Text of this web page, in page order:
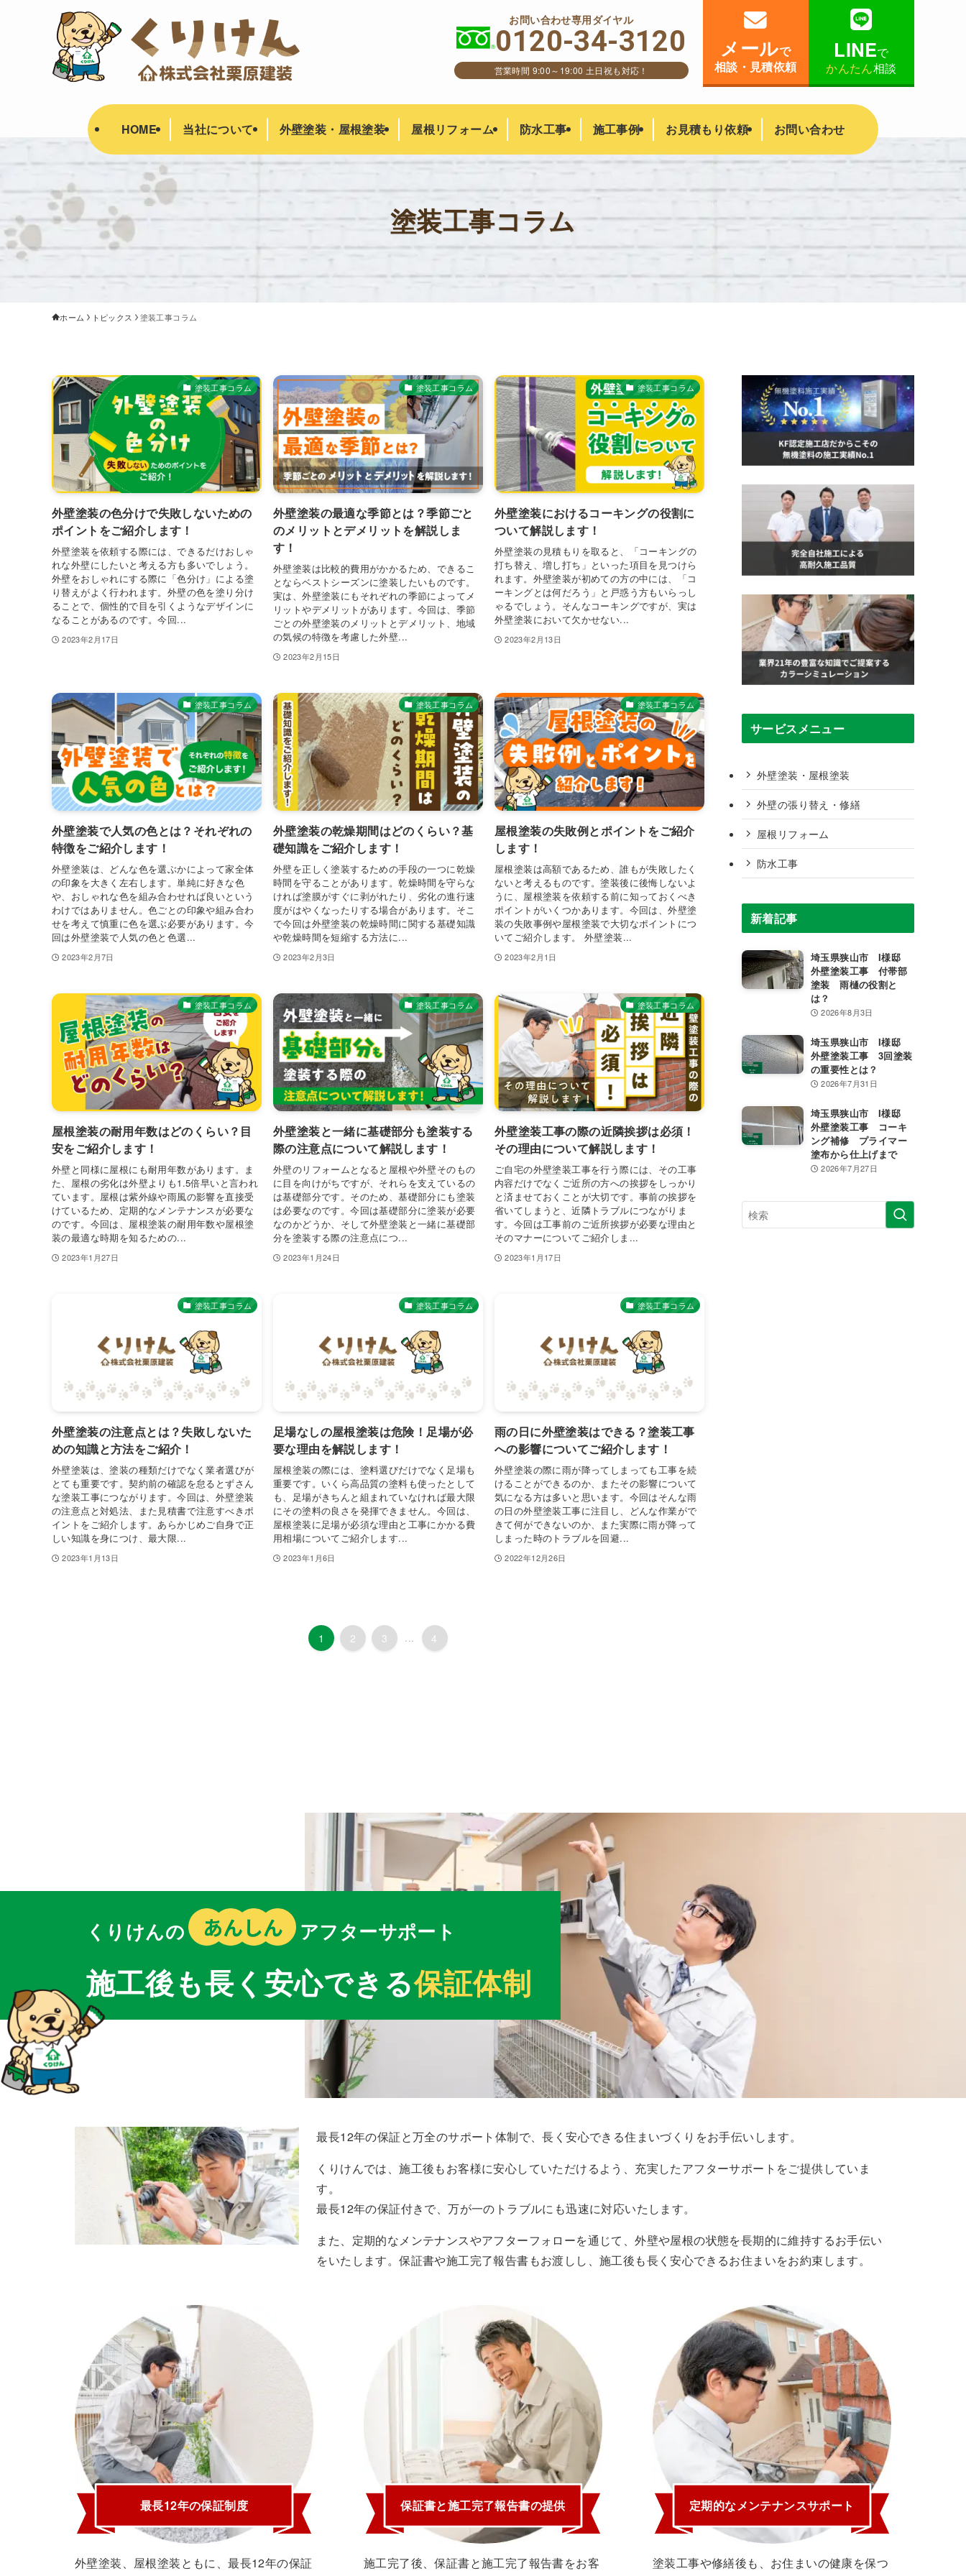
HOME 当社について 外壁塗装・屋根塗装 屋根リフォーム 防水工事 施工事例 お見積もり依頼 お問い合わせ
お問い合わせ専用ダイヤル
0120-34-3120
営業時間 9:00～19:00 土日祝も対応！
メールで
相談・見積依頼
LINEで
かんたん相談
塗装工事コラム
ホーム トピックス 塗装工事コラム
塗装工事コラム
外壁塗装の色分けで失敗しないための
ポイントをご紹介します！
外壁塗装を依頼する際には、できるだけおしゃ
れな外壁にしたいと考える方も多いでしょう。
外壁をおしゃれにする際に「色分け」による塗
り替えがよく行われます。外壁の色を塗り分け
ることで、個性的で目を引くようなデザインに
なることがあるのです。今回...
2023年2月17日
塗装工事コラム
外壁塗装の最適な季節とは？季節ごと
のメリットとデメリットを解説しま
す！
外壁塗装は比較的費用がかかるため、できるこ
とならベストシーズンに塗装したいものです。
実は、外壁塗装にもそれぞれの季節によってメ
リットやデメリットがあります。今回は、季節
ごとの外壁塗装のメリットとデメリット、地域
の気候の特徴を考慮した外壁...
2023年2月15日
塗装工事コラム
外壁塗装におけるコーキングの役割に
ついて解説します！
外壁塗装の見積もりを取ると、「コーキングの
打ち替え、増し打ち」といった項目を見つけら
れます。外壁塗装が初めての方の中には、「コ
ーキングとは何だろう」と戸惑う方もいらっし
ゃるでしょう。そんなコーキングですが、実は
外壁塗装において欠かせない...
2023年2月13日
塗装工事コラム
外壁塗装で人気の色とは？それぞれの
特徴をご紹介します！
外壁塗装は、どんな色を選ぶかによって家全体
の印象を大きく左右します。単純に好きな色
や、おしゃれな色を組み合わせれば良いという
わけではありません。色ごとの印象や組み合わ
せを考えて慎重に色を選ぶ必要があります。今
回は外壁塗装で人気の色と色選...
2023年2月7日
塗装工事コラム
外壁塗装の乾燥期間はどのくらい？基
礎知識をご紹介します！
外壁を正しく塗装するための手段の一つに乾燥
時間を守ることがあります。乾燥時間を守らな
ければ塗膜がすぐに剥がれたり、劣化の進行速
度がはやくなったりする場合があります。そこ
で今回は外壁塗装の乾燥時間に関する基礎知識
や乾燥時間を短縮する方法に...
2023年2月3日
塗装工事コラム
屋根塗装の失敗例とポイントをご紹介
します！
屋根塗装は高額であるため、誰もが失敗したく
ないと考えるものです。塗装後に後悔しないよ
うに、屋根塗装を依頼する前に知っておくべき
ポイントがいくつかあります。今回は、外壁塗
装の失敗事例や屋根塗装で大切なポイントにつ
いてご紹介します。 外壁塗装...
2023年2月1日
塗装工事コラム
屋根塗装の耐用年数はどのくらい？目
安をご紹介します！
外壁と同様に屋根にも耐用年数があります。ま
た、屋根の劣化は外壁よりも1.5倍早いと言われ
ています。屋根は紫外線や雨風の影響を直接受
けているため、定期的なメンテナンスが必要な
のです。今回は、屋根塗装の耐用年数や屋根塗
装の最適な時期を知るための...
2023年1月27日
塗装工事コラム
外壁塗装と一緒に基礎部分も塗装する
際の注意点について解説します！
外壁のリフォームとなると屋根や外壁そのもの
に目を向けがちですが、それらを支えているの
は基礎部分です。そのため、基礎部分にも塗装
は必要なのです。今回は基礎部分に塗装が必要
なのかどうか、そして外壁塗装と一緒に基礎部
分を塗装する際の注意点につ...
2023年1月24日
塗装工事コラム
外壁塗装工事の際の近隣挨拶は必須！
その理由について解説します！
ご自宅の外壁塗装工事を行う際には、その工事
内容だけでなくご近所の方への挨拶をしっかり
と済ませておくことが大切です。事前の挨拶を
省いてしまうと、近隣トラブルにつながりま
す。今回は工事前のご近所挨拶が必要な理由と
そのマナーについてご紹介しま...
2023年1月17日
塗装工事コラム
外壁塗装の注意点とは？失敗しないた
めの知識と方法をご紹介！
外壁塗装は、塗装の種類だけでなく業者選びが
とても重要です。契約前の確認を怠るとずさん
な塗装工事につながります。今回は、外壁塗装
の注意点と対処法、また見積書で注意すべきポ
イントをご紹介します。あらかじめご自身で正
しい知識を身につけ、最大限...
2023年1月13日
塗装工事コラム
足場なしの屋根塗装は危険！足場が必
要な理由を解説します！
屋根塗装の際には、塗料選びだけでなく足場も
重要です。いくら高品質の塗料も使ったとして
も、足場がきちんと組まれていなければ最大限
にその塗料の良さを発揮できません。今回は、
屋根塗装に足場が必須な理由と工事にかかる費
用相場についてご紹介します...
2023年1月6日
塗装工事コラム
雨の日に外壁塗装はできる？塗装工事
への影響についてご紹介します！
外壁塗装の際に雨が降ってしまっても工事を続
けることができるのか、またその影響について
気になる方は多いと思います。今回はそんな雨
の日の外壁塗装工事に注目し、どんな作業がで
きて何ができないのか、また実際に雨が降って
しまった時のトラブルを回避...
2022年12月26日
1 2 3 ... 4
サービスメニュー
外壁塗装・屋根塗装
外壁の張り替え・修繕
屋根リフォーム
防水工事
新着記事
埼玉県狭山市 I様邸
外壁塗装工事 付帯部
塗装 雨樋の役割と
は？
2026年8月3日
埼玉県狭山市 I様邸
外壁塗装工事 3回塗装
の重要性とは？
2026年7月31日
埼玉県狭山市 I様邸
外壁塗装工事 コーキ
ング補修 プライマー
塗布から仕上げまで
2026年7月27日
くりけんの アフターサポート
施工後も長く安心できる保証体制
最長12年の保証と万全のサポート体制で、長く安心できる住まいづくりをお手伝いします。
くりけんでは、施工後もお客様に安心していただけるよう、充実したアフターサポートをご提供していま
す。
最長12年の保証付きで、万が一のトラブルにも迅速に対応いたします。
また、定期的なメンテナンスやアフターフォローを通じて、外壁や屋根の状態を長期的に維持するお手伝い
をいたします。保証書や施工完了報告書もお渡しし、施工後も長く安心できるお住まいをお約束します。
最長12年の保証制度
外壁塗装、屋根塗装ともに、最長12年の保証
保証書と施工完了報告書の提供
施工完了後、保証書と施工完了報告書をお客
定期的なメンテナンスサポート
塗装工事や修繕後も、お住まいの健康を保つ